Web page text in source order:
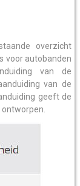
overzicht
voor autobanden
van de
van de
geeft de